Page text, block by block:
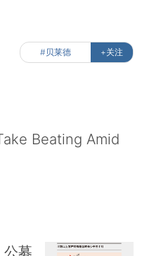
#贝莱德 +关注
Beating Amid
公募